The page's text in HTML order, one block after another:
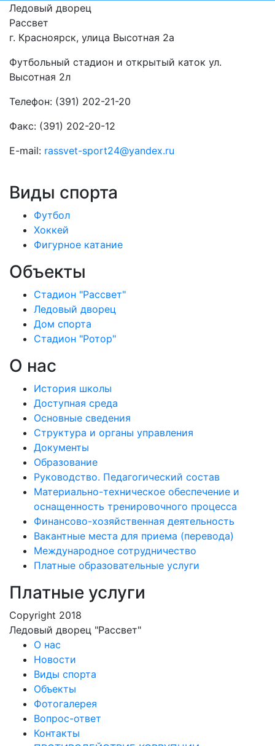
Ледовый дворец
Рассвет
г. Красноярск, улица Высотная 2a
Футбольный стадион и открытый каток ул.
Высотная 2л
Телефон: (391) 202-21-20
Факс: (391) 202-20-12
E-mail: rassvet-sport24@yandex.ru
Виды спорта
Футбол
Хоккей
Фигурное катание
Объекты
Стадион "Рассвет"
Ледовый дворец
Дом спорта
Стадион "Ротор"
О нас
История школы
Доступная среда
Основные сведения
Структура и органы управления
Документы
Образование
Руководство. Педагогический состав
Материально-техническое обеспечение и
оснащенность тренировочного процесса
Финансово-хозяйственная деятельность
Вакантные места для приема (перевода)
Международное сотрудничество
Платные образовательные услуги
Платные услуги
Copyright 2018
Ледовый дворец "Рассвет"
О нас
Новости
Виды спорта
Объекты
Фотогалерея
Вопрос-ответ
Контакты